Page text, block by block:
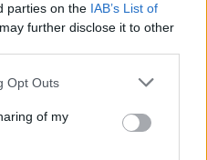
parties on the IAB’s List of
further disclose it to other
Opt Outs
of my
indruk achter bij
genieten'
Ajax: waar zijn de
maar transfermarkt